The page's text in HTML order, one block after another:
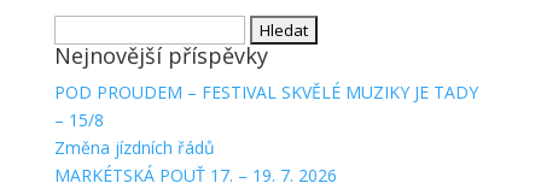
Nejnovější příspěvky
POD PROUDEM – FESTIVAL SKVĚLÉ MUZIKY JE TADY
– 15/8
Změna jízdních řádů
MARKÉTSKÁ POUŤ 17. – 19. 7. 2026